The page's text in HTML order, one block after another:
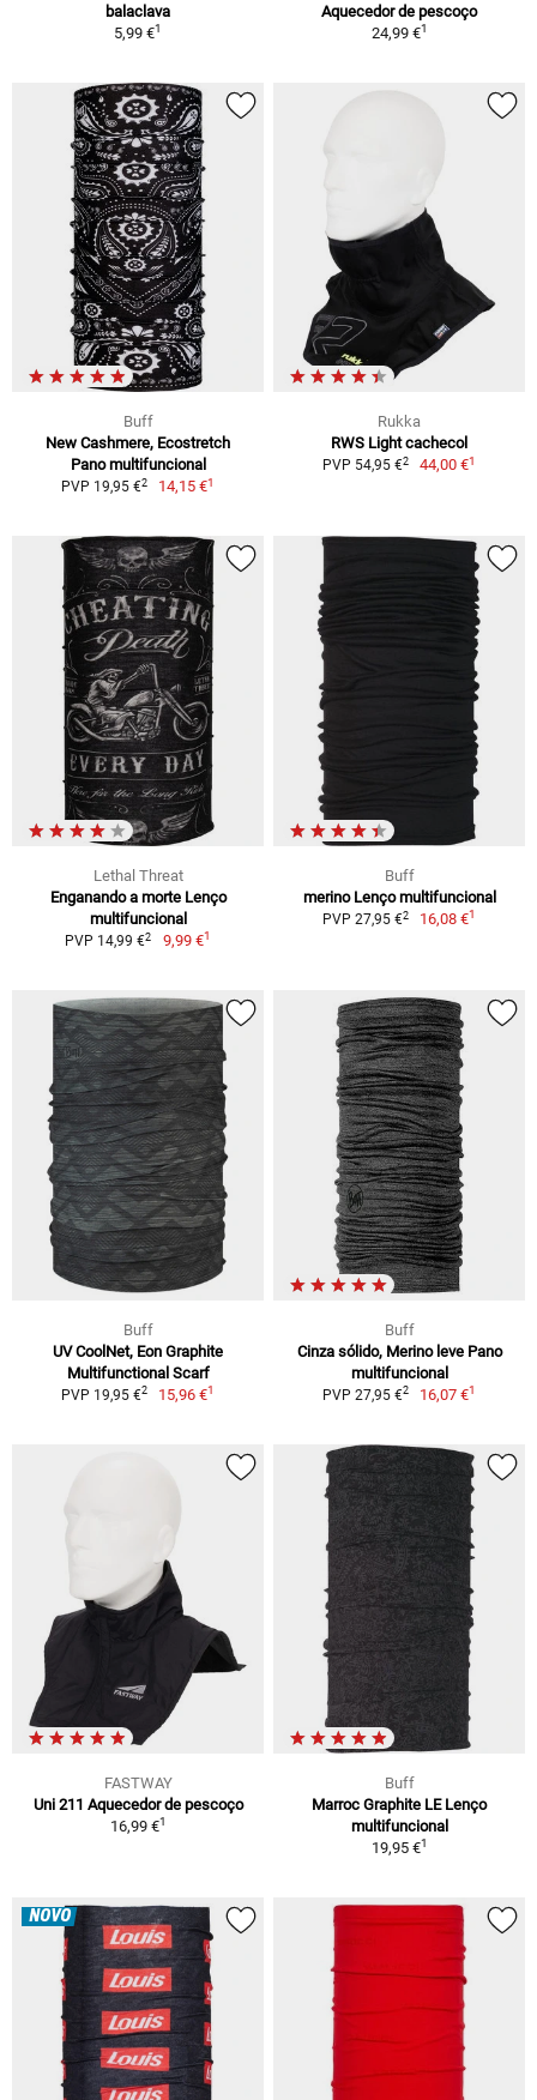
balaclava
5,99 €1
Aquecedor de pescoço
24,99 €1
Buff
New Cashmere, Ecostretch
Pano multifuncional
PVP 19,95 €2 14,15 €1
Rukka
RWS Light cachecol
PVP 54,95 €2 44,00 €1
Lethal Threat
Enganando a morte Lenço
multifuncional
PVP 14,99 €2 9,99 €1
Buff
merino Lenço multifuncional
PVP 27,95 €2 16,08 €1
Buff
UV CoolNet, Eon Graphite
Multifunctional Scarf
PVP 19,95 €2 15,96 €1
Buff
Cinza sólido, Merino leve Pano
multifuncional
PVP 27,95 €2 16,07 €1
FASTWAY
Uni 211 Aquecedor de pescoço
16,99 €1
Buff
Marroc Graphite LE Lenço
multifuncional
19,95 €1
NOVO